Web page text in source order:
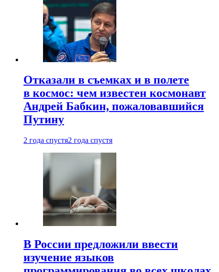
Отказали в съемках и в полете
в космос: чем известен космонавт
Андрей Бабкин, пожаловавшийся
Путину
2 года спустя2 года спустя
В России предложили ввести
изучение языков